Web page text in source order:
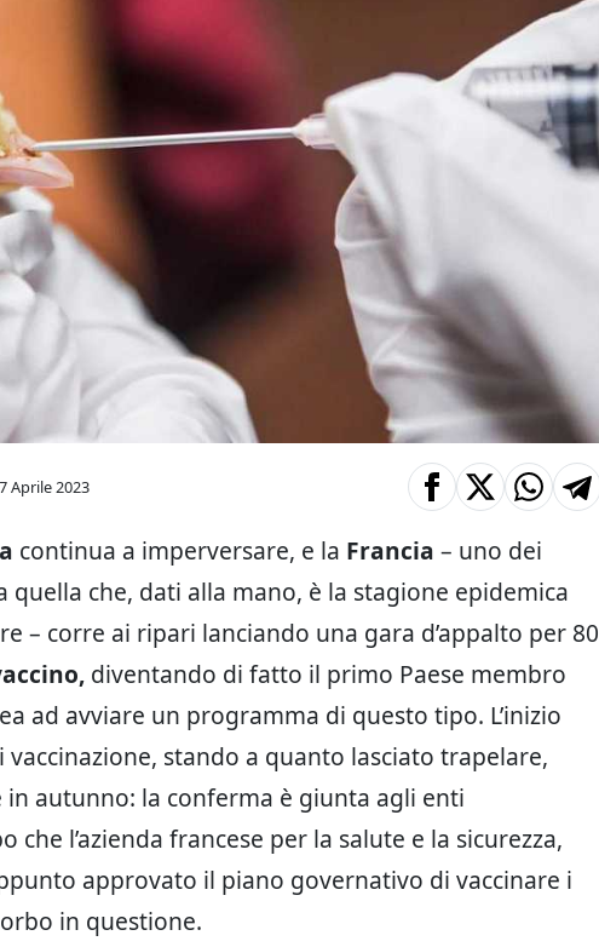
Aprile 2023
continua a imperversare, e la Francia – uno dei
quella che, dati alla mano, è la stagione epidemica
– corre ai ripari lanciando una gara d’appalto per 80
diventando di fatto il primo Paese membro
ad avviare un programma di questo tipo. L’inizio
vaccinazione, stando a quanto lasciato trapelare,
autunno: la conferma è giunta agli enti
che l’azienda francese per la salute e la sicurezza,
approvato il piano governativo di vaccinare i
in questione.